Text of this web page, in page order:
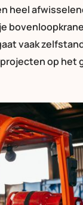
heel
vaak
op het